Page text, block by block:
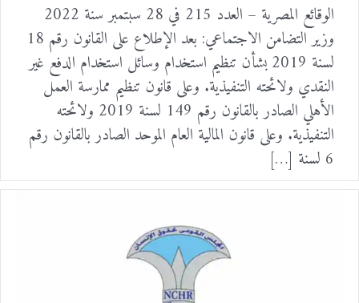
الوقائع المصرية – العدد 215 في 28 سبتمبر سنة 2022
وزير التضامن الاجتماعي: بعد الإطلاع على القانون رقم 18
لسنة 2019 بشأن تنظيم استخدام وسائل استخدام الدفع غير
النقدي ولائحته التنفيذية. وعلى قانون تنظيم ممارسة العمل
الأهلي الصادر بالقانون رقم 149 لسنة 2019 ولائحته
التنفيذية. وعلى قانون المالية العام الموحد الصادر بالقانون رقم
6 لسنة […]